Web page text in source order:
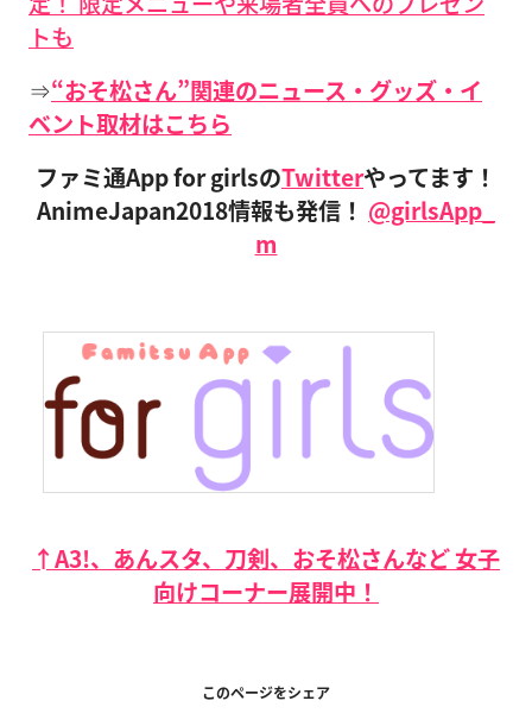
トも
⇒“おそ松さん”関連のニュース・グッズ・イ
ベント取材はこちら
ファミ通App for girlsのTwitterやってます！
AnimeJapan2018情報も発信！ @girlsApp_
m
↑A3!、あんスタ、刀剣、おそ松さんなど 女子
向けコーナー展開中！
このページをシェア